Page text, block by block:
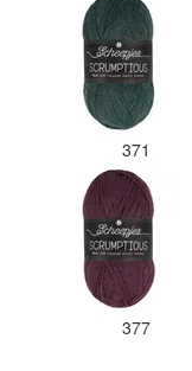
371
377